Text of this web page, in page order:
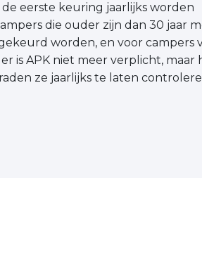
eerste keuring jaarlijks worden
die ouder zijn dan 30 jaar
worden, en voor campers
is APK niet meer verplicht, maar
ze jaarlijks te laten